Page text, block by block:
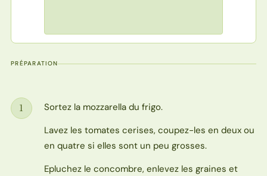
PRÉPARATION
Étape
1
Sortez la mozzarella du frigo.
Lavez les tomates cerises, coupez-les en deux ou
en quatre si elles sont un peu grosses.
Epluchez le concombre, enlevez les graines et